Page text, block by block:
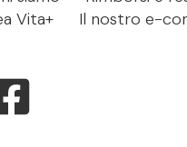
Vita+ Il nostro e-